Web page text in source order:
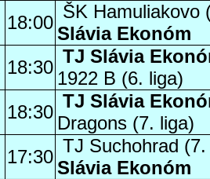
18:00
ŠK Hamuliakovo
Slávia Ekonóm
18:30
TJ Slávia
1922 B (6. liga)
18:30
TJ Slávia
Dragons (7. liga)
17:30
TJ Suchohrad
Slávia Ekonóm